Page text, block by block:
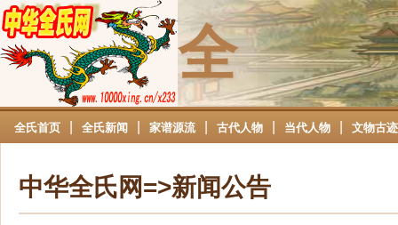
全
全氏首页 全氏新闻 家谱源流 古代人物 当代人物 文物古迹
中华全氏网=>新闻公告